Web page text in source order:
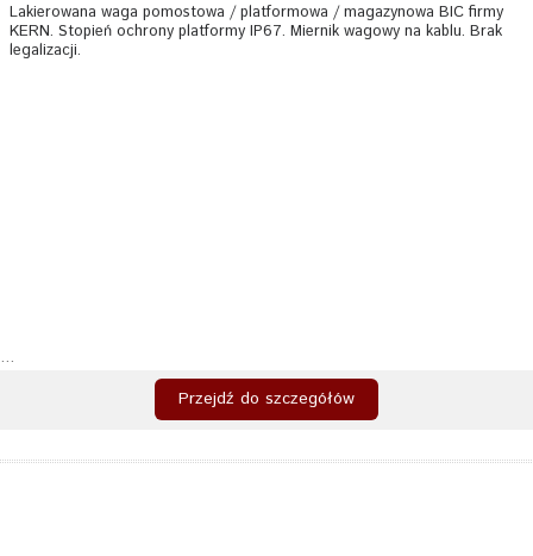
Lakierowana waga pomostowa / platformowa / magazynowa BIC firmy
KERN. Stopień ochrony platformy IP67. Miernik wagowy na kablu. Brak
legalizacji.
...
Przejdź do szczegółów